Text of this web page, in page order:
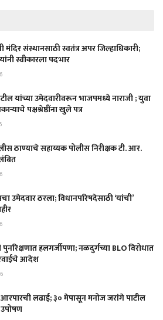
संस्थानसाठी स्वतंत्र अपर जिल्हाधिकारी;
स्वीकारला पदभार
यांच्या उमेदवारीवरून भाजपमध्ये नाराजी ; युवा
पक्षश्रेष्ठींना खुले पत्र
ठाण्याचे सहाय्यक पोलीस निरीक्षक टी. आर.
उमेदवार ठरला; विधानपरिषदेसाठी ‘यांची’
पुनरिक्षणात हलगर्जीपणा; नळदुर्गच्या BLO विरोधात
आदेश
आरपारची लढाई; ३० मेपासून मनोज जरांगे पाटील